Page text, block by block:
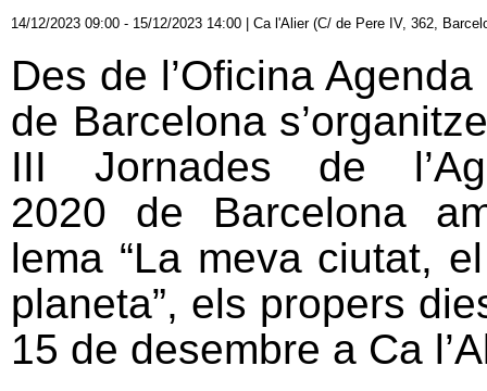
14/12/2023 09:00 - 15/12/2023 14:00 Ca l'Alier (C/ de Pere IV, 362,
Des de l’Oficina
de Barcelona
III Jornades de
2020 de Barcelona
lema “La meva ciutat,
planeta”, els propers
15 de desembre a Ca